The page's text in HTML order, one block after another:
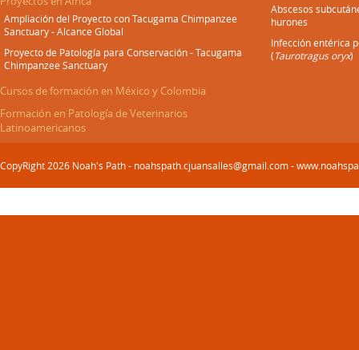
Ampliación del Proyecto con Tacugama Chimpanzee
Sanctuary - Alcance Global
Proyecto de Patología para Conservación - Tacugama
Chimpanzee Sanctuary
Cursos de formación en México y Colombia
Formación en Patología de Veterinarios
Latinoamericanos
Abscesos
hurones
Infección entérica
(Taurotragus oryx)
CopyRight 2026 Noah's Path - noahspath.cjuansalles@gmail.com -